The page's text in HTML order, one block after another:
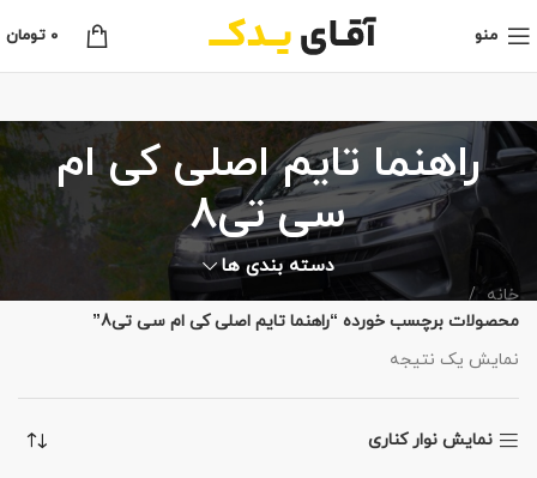
منو 0 تومان
راهنما تایم اصلی کی ام
سی تی8
دسته بندی ها
خانه
محصولات برچسب خورده “راهنما تایم اصلی کی ام سی تی8”
نمایش یک نتیجه
نمایش نوار کناری